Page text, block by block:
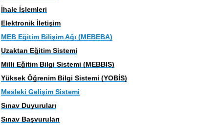
İhale İşlemleri
Elektronik İletişim
MEB Eğitim Bilişim Ağı (MEBEBA)
Uzaktan Eğitim Sistemi
Milli Eğitim Bilgi Sistemi (MEBBIS)
Yüksek Öğrenim Bilgi Sistemi (YOBİS)
Mesleki Gelişim Sistemi
Sınav Duyuruları
Sınav Başvuruları